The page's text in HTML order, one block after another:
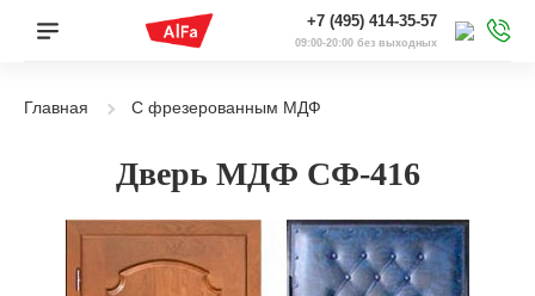
+7 (495) 414-35-57
09:00-20:00 без выходных
Главная С фрезерованным МДФ
Дверь МДФ СФ-416